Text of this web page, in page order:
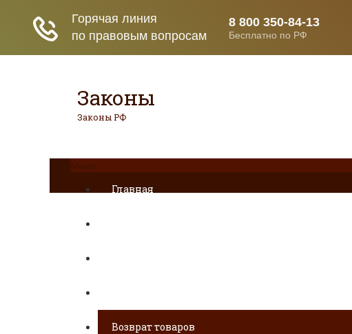
Законы
Законы РФ
Меню
Главная
Возврат товаров